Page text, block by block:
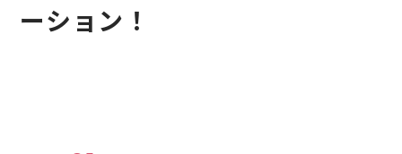
ーション！